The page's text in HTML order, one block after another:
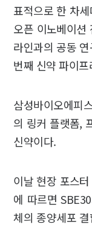
표적으로 한 차
오픈 이노베이션
라인과의 공동
번째 신약 파이
삼성바이오에피
의 링커 플랫폼,
신약이다.
이날 현장 포스
에 따르면
체의 종양세포